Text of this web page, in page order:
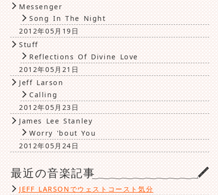
Messenger
Song In The Night
2012年05月19日
Stuff
Reflections Of Divine Love
2012年05月21日
Jeff Larson
Calling
2012年05月23日
James Lee Stanley
Worry 'bout You
2012年05月24日
最近の音楽記事
JEFF LARSONでウェストコースト気分